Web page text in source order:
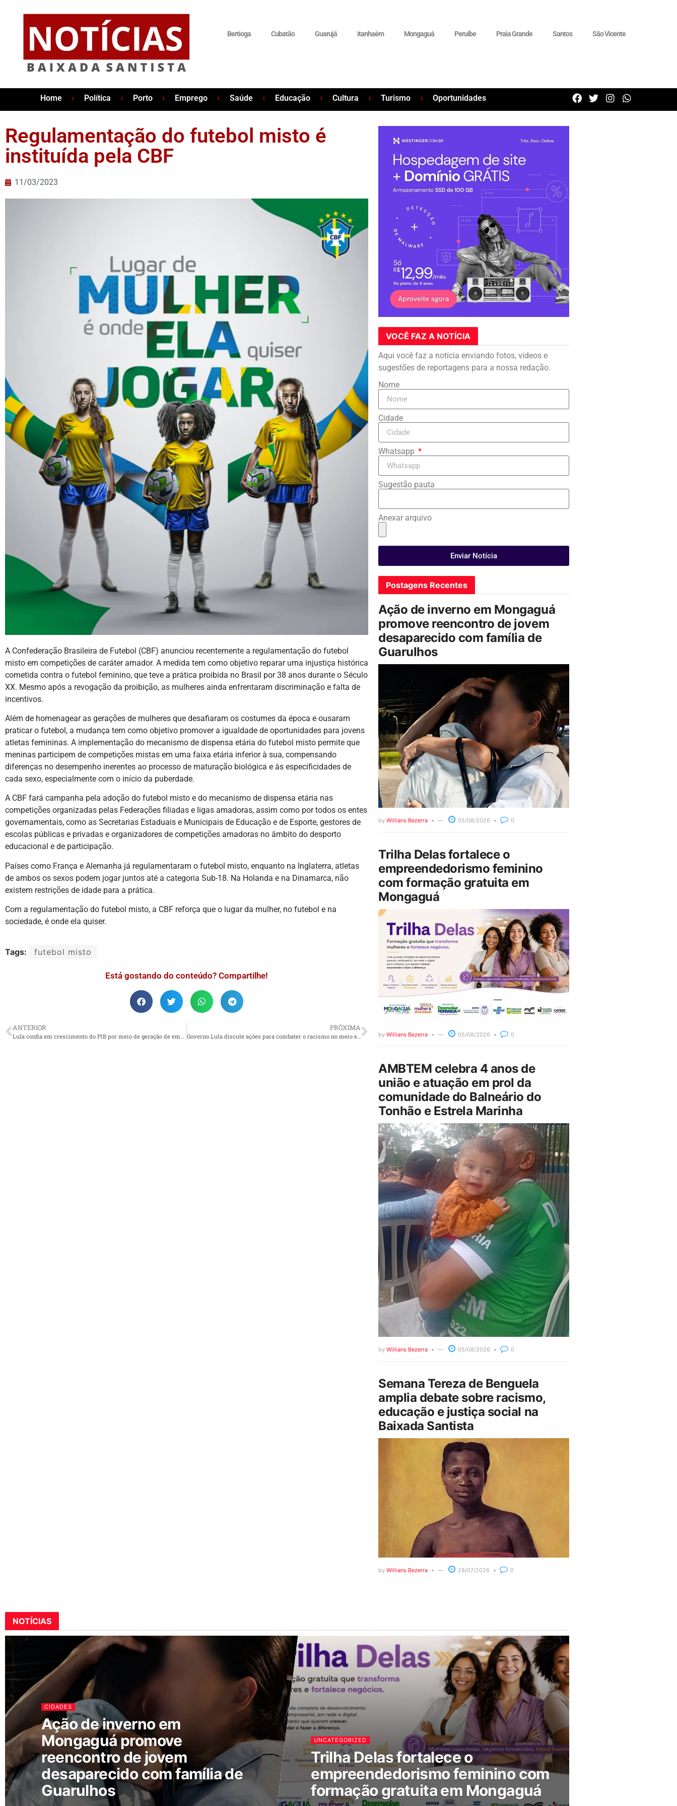
Bertioga Cubatão Guarujá itanhaém Mongaguá Peruíbe Praia Grande Santos São Vicente
Home Política Porto Emprego Saúde Educação Cultura Turismo Oportunidades
Regulamentação do futebol misto é
instituída pela CBF
11/03/2023
A Confederação Brasileira de Futebol (CBF) anunciou recentemente a regulamentação do futebol
misto em competições de caráter amador. A medida tem como objetivo reparar uma injustiça histórica
cometida contra o futebol feminino, que teve a prática proibida no Brasil por 38 anos durante o Século
XX. Mesmo após a revogação da proibição, as mulheres ainda enfrentaram discriminação e falta de
incentivos.
Além de homenagear as gerações de mulheres que desafiaram os costumes da época e ousaram
praticar o futebol, a mudança tem como objetivo promover a igualdade de oportunidades para jovens
atletas femininas. A implementação do mecanismo de dispensa etária do futebol misto permite que
meninas participem de competições mistas em uma faixa etária inferior à sua, compensando
diferenças no desempenho inerentes ao processo de maturação biológica e às especificidades de
cada sexo, especialmente com o início da puberdade.
A CBF fará campanha pela adoção do futebol misto e do mecanismo de dispensa etária nas
competições organizadas pelas Federações filiadas e ligas amadoras, assim como por todos os entes
governamentais, como as Secretarias Estaduais e Municipais de Educação e de Esporte, gestores de
escolas públicas e privadas e organizadores de competições amadoras no âmbito do desporto
educacional e de participação.
Países como França e Alemanha já regulamentaram o futebol misto, enquanto na Inglaterra, atletas
de ambos os sexos podem jogar juntos até a categoria Sub-18. Na Holanda e na Dinamarca, não
existem restrições de idade para a prática.
Com a regulamentação do futebol misto, a CBF reforça que o lugar da mulher, no futebol e na
sociedade, é onde ela quiser.
Tags: futebol misto
Está gostando do conteúdo? Compartilhe!
ANTERIOR
Lula confia em crescimento do PIB por meio de geração de empregos e investimentos
PRÓXIMA
Governo Lula discute ações para combater o racismo no meio esportivo
VOCÊ FAZ A NOTÍCIA
Aqui você faz a notícia enviando fotos, vídeos e
sugestões de reportagens para a nossa redação.
Nome
Cidade
Whatsapp
Sugestão pauta
Anexar arquivo
Enviar Notícia
Postagens Recentes
Ação de inverno em Mongaguá
promove reencontro de jovem
desaparecido com família de
Guarulhos
by Willians Bezerra 05/08/2026 0
Trilha Delas fortalece o
empreendedorismo feminino
com formação gratuita em
Mongaguá
by Willians Bezerra 05/08/2026 0
AMBTEM celebra 4 anos de
união e atuação em prol da
comunidade do Balneário do
Tonhão e Estrela Marinha
by Willians Bezerra 05/08/2026 0
Semana Tereza de Benguela
amplia debate sobre racismo,
educação e justiça social na
Baixada Santista
by Willians Bezerra 28/07/2026 0
NOTÍCIAS
CIDADES
Ação de inverno em
Mongaguá promove
reencontro de jovem
desaparecido com família de
Guarulhos
UNCATEGORIZED
Trilha Delas fortalece o
empreendedorismo feminino com
formação gratuita em Mongaguá